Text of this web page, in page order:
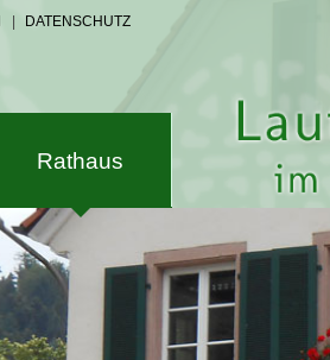
DATENSCHUTZ
Rathaus